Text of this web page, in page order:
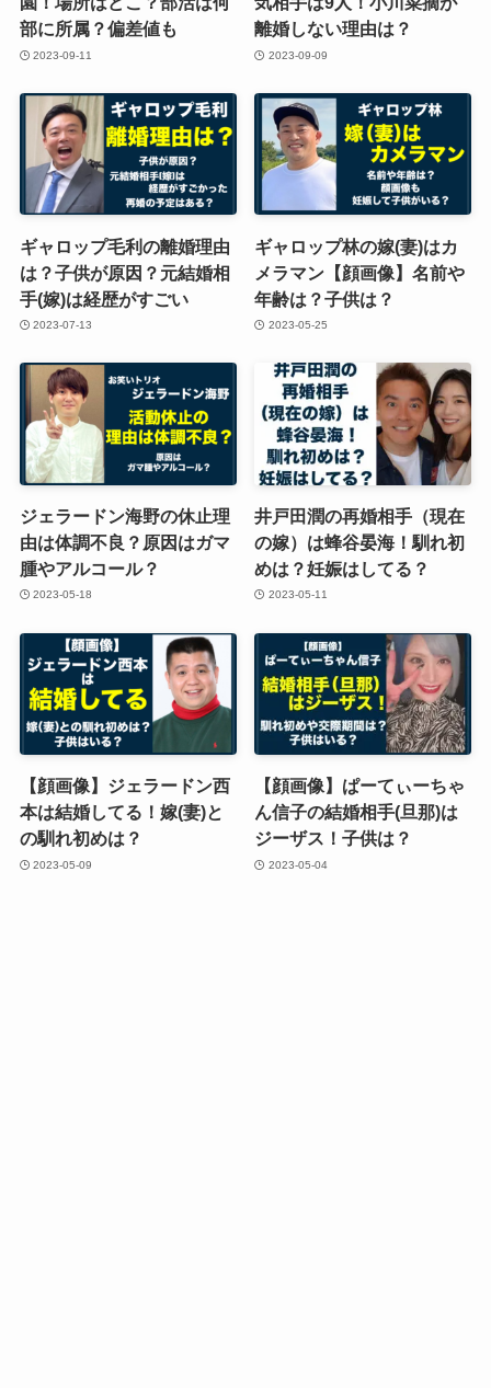
部に所属？偏差値も
2023-09-11
離婚しない理由は？
2023-09-09
ギャロップ毛利の離婚理由
は？子供が原因？元結婚相
手(嫁)は経歴がすごい
2023-07-13
ギャロップ林の嫁(妻)はカ
メラマン【顔画像】名前や
年齢は？子供は？
2023-05-25
ジェラードン海野の休止理
由は体調不良？原因はガマ
腫やアルコール？
2023-05-18
井戸田潤の再婚相手（現在
の嫁）は蜂谷晏海！馴れ初
めは？妊娠はしてる？
2023-05-11
【顔画像】ジェラードン西
本は結婚してる！嫁(妻)と
の馴れ初めは？
2023-05-09
【顔画像】ぱーてぃーちゃ
ん信子の結婚相手(旦那)は
ジーザス！子供は？
2023-05-04